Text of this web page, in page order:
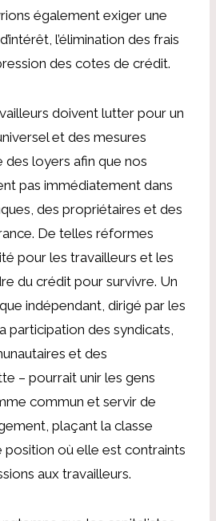
également exiger une
l’élimination des frais
des cotes de crédit.
doivent lutter pour un
et des mesures
loyers afin que nos
pas immédiatement dans
des propriétaires et des
De telles réformes
pour les travailleurs et les
du crédit pour survivre. Un
indépendant, dirigé par les
participation des syndicats,
et des
– pourrait unir les gens
commun et servir de
plaçant la classe
position où elle est contraints
aux travailleurs.